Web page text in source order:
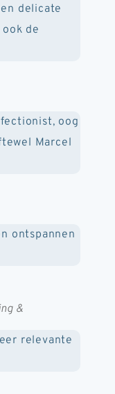
delicate
de
oog
Marcel
ontspannen
&
relevante